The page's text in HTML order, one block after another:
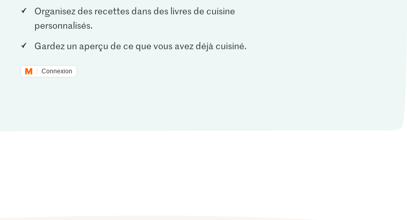
Organisez des recettes dans des livres de cuisine
personnalisés.
Gardez un aperçu de ce que vous avez déjà cuisiné.
Connexion